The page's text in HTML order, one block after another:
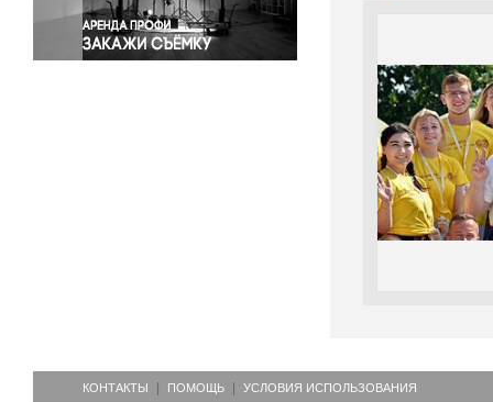
Экономика и бизнес
КОНТАКТЫ ПОМОЩЬ УСЛОВИЯ ИСПОЛЬЗОВАНИЯ